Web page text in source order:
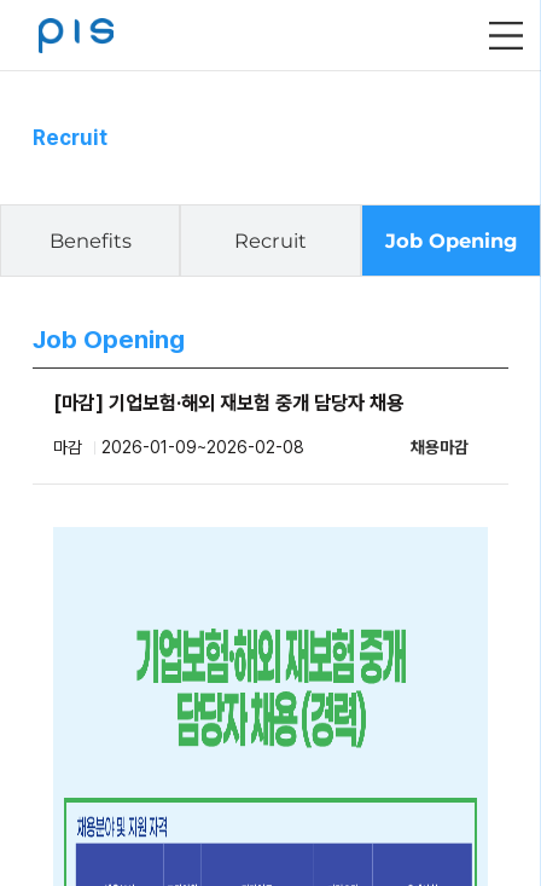
메
열
Recruit
Benefits Recruit Job Opening
Job Opening
[마감] 기업보험·해외 재보험 중개 담당자 채용
마감 2026-01-09~2026-02-08 채용마감